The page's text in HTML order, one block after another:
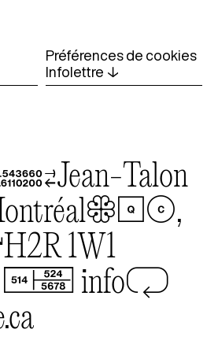
Préférences de cookies
Infolettre ↓
Jean-Talon
🛑🚹🚺,
H2R 1W1
+1
514
📞 info🔂